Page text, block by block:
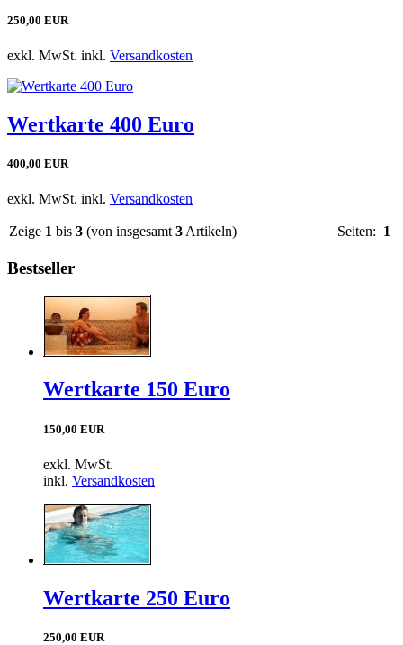
250,00 EUR
exkl. MwSt. inkl. Versandkosten
Wertkarte 400 Euro
400,00 EUR
exkl. MwSt. inkl. Versandkosten
Zeige 1 bis 3 (von insgesamt 3 Artikeln) Seiten: 1
Bestseller
Wertkarte 150 Euro
150,00 EUR
exkl. MwSt.
inkl. Versandkosten
Wertkarte 250 Euro
250,00 EUR